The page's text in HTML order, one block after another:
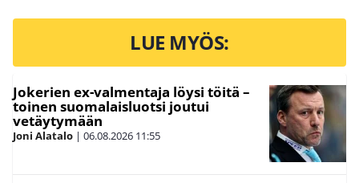
LUE MYÖS:
Jokerien ex-valmentaja löysi töitä –
toinen suomalaisluotsi joutui
vetäytymään
Joni Alatalo | 06.08.2026 11:55